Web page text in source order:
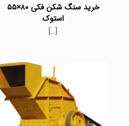
خرید سنگ شکن فکی ۸۰×۵۵
استوک
[…]